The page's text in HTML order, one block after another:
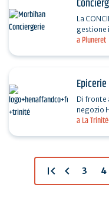
a Pluneret
La
gestione
costa tra
a La
Di fronte
negozio
first_page chevron_left 3 4